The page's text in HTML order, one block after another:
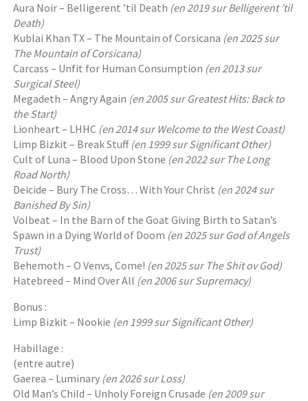
Aura Noir – Belligerent ’til Death (en 2019 sur Belligerent ’til
Death)
Kublai Khan TX – The Mountain of Corsicana (en 2025 sur
The Mountain of Corsicana)
Carcass – Unfit for Human Consumption (en 2013 sur
Surgical Steel)
Megadeth – Angry Again (en 2005 sur Greatest Hits: Back to
the Start)
Lionheart – LHHC (en 2014 sur Welcome to the West Coast)
Limp Bizkit – Break Stuff (en 1999 sur Significant Other)
Cult of Luna – Blood Upon Stone (en 2022 sur The Long
Road North)
Deicide – Bury The Cross… With Your Christ (en 2024 sur
Banished By Sin)
Volbeat – In the Barn of the Goat Giving Birth to Satan’s
Spawn in a Dying World of Doom (en 2025 sur God of Angels
Trust)
Behemoth – O Venvs, Come! (en 2025 sur The Shit ov God)
Hatebreed – Mind Over All (en 2006 sur Supremacy)
Bonus :
Limp Bizkit – Nookie (en 1999 sur Significant Other)
Habillage :
(entre autre)
Gaerea – Luminary (en 2026 sur Loss)
Old Man’s Child – Unholy Foreign Crusade (en 2009 sur